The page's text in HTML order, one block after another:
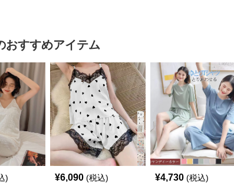
おすすめアイテム
) ¥6,090 (税込) ¥4,730 (税込)